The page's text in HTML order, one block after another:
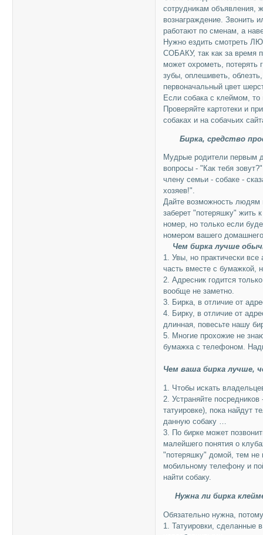
сотрудникам объявления,
вознаграждение. Звонить
работают по сменам, а
Нужно ездить
СОБАКУ, так как за время
может охрометь, потерять
зубы, оплешиветь,
первоначальный цвет
Если собака с клеймом,
Проверяйте картотеки и
собаках и на собачьих
Бирка, средство
Мудрые родители первым
вопросы - "Как тебя
члену семьи - собаке -
хозяев!".
Дайте возможность людям
заберет "потеряшку" жить
номер, но только если
номером вашего
Чем бирка лучше
1. Увы, но практически
часть вместе с бумажкой,
2. Адресник годится
вообще не заметно.
3. Бирка, в отличие от
4. Бирку, в отличие от
длинная, повесьте нашу
5. Многие прохожие не
бумажка с телефоном.
Чем ваша бирка лучше,
1. Чтобы искать
2. Устраняйте
татуировке), пока найдут
данную собаку …
3. По бирке может
малейшего понятия о
"потеряшку" домой, тем не
мобильному телефону и
найти собаку.
Нужна ли бирка
Обязательно нужна,
1. Татуировки, сделанные